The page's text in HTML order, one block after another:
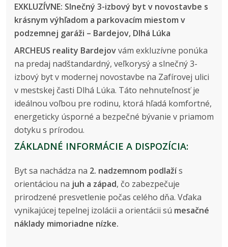
EXKLUZÍVNE: Slnečný 3-izbový byt v novostavbe s
krásnym výhľadom a parkovacím miestom v
podzemnej garáži – Bardejov, Dlhá Lúka
ARCHEUS reality Bardejovvám exkluzívne ponúka
na predaj nadštandardný, veľkorysý a slnečný 3-
izbový byt v modernej novostavbe na Zafírovej ulici
v mestskej časti Dlhá Lúka. Táto nehnuteľnosť je
ideálnou voľbou pre rodinu, ktorá hľadá komfortné,
energeticky úsporné a bezpečné bývanie v priamom
dotyku s prírodou.
ZÁKLADNÉ INFORMÁCIE A DISPOZÍCIA:
Byt sa nachádza na 2. nadzemnom podlažís
orientáciou na juh a západ, čo zabezpečuje
prirodzené presvetlenie počas celého dňa. Vďaka
vynikajúcej tepelnej izolácii a orientácii sú mesačné
náklady mimoriadne nízke.